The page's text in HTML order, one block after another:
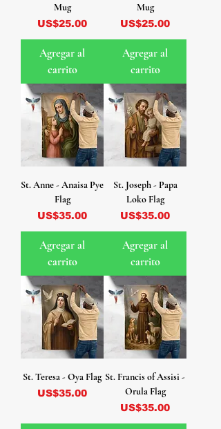
Mug
Precio
US$25.00
Agregar al
carrito
Mug
Precio
US$25.00
Agregar al
carrito
St. Anne - Anaisa Pye
Flag
Precio
US$35.00
Agregar al
carrito
St. Joseph - Papa
Loko Flag
Precio
US$35.00
Agregar al
carrito
St. Teresa - Oya Flag
Precio
US$35.00
St. Francis of Assisi -
Orula Flag
Precio
US$35.00